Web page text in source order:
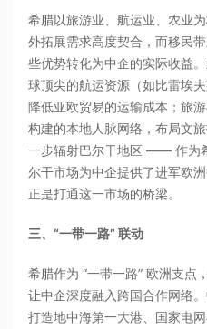
希腊以旅游业、航运业、农业
外拓展需求高度契合，而移民
些优势转化为中企的实际收益
球顶尖的航运资源（如比雷埃
降低亚欧贸易的运输成本；旅
构建的本地人脉网络，布局文
一步辐射巴尔干地区 —— 作为
尔干市场为中企提供了进军欧
正是打通这一市场的桥梁。
三、“一带一路” 联动
希腊作为 “一带一路” 欧洲支点
让中企深度融入跨国合作网络
打造地中海第一大港、国家电